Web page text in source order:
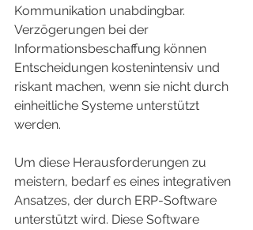
Kommunikation unabdingbar.
Verzögerungen bei der
Informationsbeschaffung können
Entscheidungen kostenintensiv und
riskant machen, wenn sie nicht durch
einheitliche Systeme unterstützt
werden.
Um diese Herausforderungen zu
meistern, bedarf es eines integrativen
Ansatzes, der durch ERP-Software
unterstützt wird. Diese Software